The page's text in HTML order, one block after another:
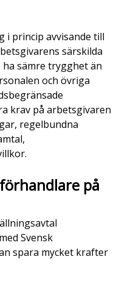
i princip avvisande till
särskilda
sämre trygghet än
och övriga
krav på arbetsgivaren
regelbundna
på
Svensk
spara mycket krafter